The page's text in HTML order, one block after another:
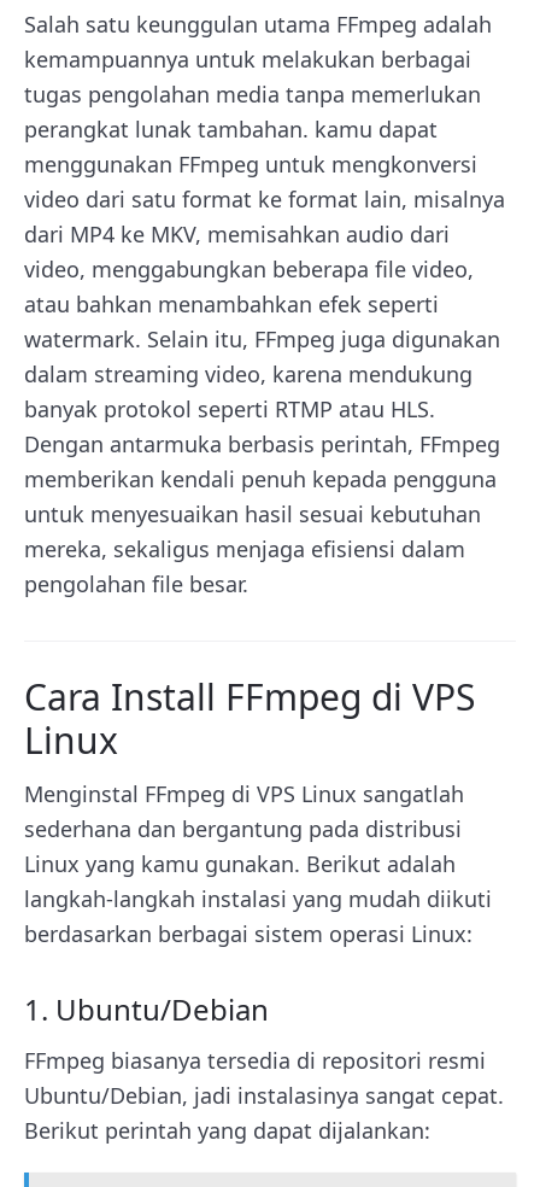
Salah satu keunggulan utama FFmpeg adalah
kemampuannya untuk melakukan berbagai
tugas pengolahan media tanpa memerlukan
perangkat lunak tambahan. kamu dapat
menggunakan FFmpeg untuk mengkonversi
video dari satu format ke format lain, misalnya
dari MP4 ke MKV, memisahkan audio dari
video, menggabungkan beberapa file video,
atau bahkan menambahkan efek seperti
watermark. Selain itu, FFmpeg juga digunakan
dalam streaming video, karena mendukung
banyak protokol seperti RTMP atau HLS.
Dengan antarmuka berbasis perintah, FFmpeg
memberikan kendali penuh kepada pengguna
untuk menyesuaikan hasil sesuai kebutuhan
mereka, sekaligus menjaga efisiensi dalam
pengolahan file besar.
Cara Install FFmpeg di VPS
Linux
Menginstal FFmpeg di VPS Linux sangatlah
sederhana dan bergantung pada distribusi
Linux yang kamu gunakan. Berikut adalah
langkah-langkah instalasi yang mudah diikuti
berdasarkan berbagai sistem operasi Linux:
1. Ubuntu/Debian
FFmpeg biasanya tersedia di repositori resmi
Ubuntu/Debian, jadi instalasinya sangat cepat.
Berikut perintah yang dapat dijalankan: